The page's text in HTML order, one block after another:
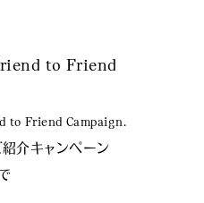
to Friend
to Friend Campaign.
紹介キャンペーン